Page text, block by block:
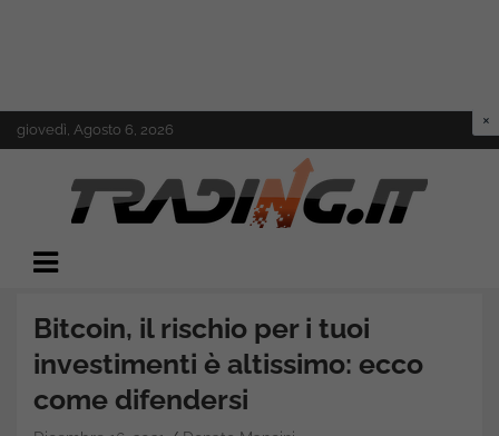
Skip
to
giovedì, Agosto 6, 2026
Trading.it
Bitcoin, il rischio per i tuoi
investimenti è altissimo: ecco
come difendersi